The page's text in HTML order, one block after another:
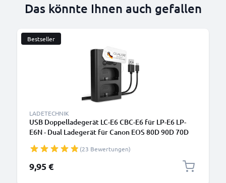
Das könnte Ihnen auch gefallen
Bestseller
LADETECHNIK
USB Doppelladegerät LC-E6 CBC-E6 für LP-E6 LP-
E6N - Dual Ladegerät für Canon EOS 80D 90D 70D
Kamera Akkus, Ladekabel Netzteil
(23 Bewertungen)
9,95 €